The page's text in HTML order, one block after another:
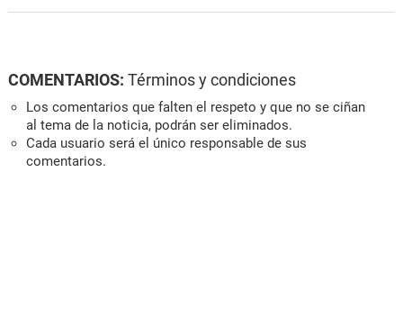
COMENTARIOS: Términos y condiciones
Los comentarios que falten el respeto y que no se ciñan
al tema de la noticia, podrán ser eliminados.
Cada usuario será el único responsable de sus
comentarios.